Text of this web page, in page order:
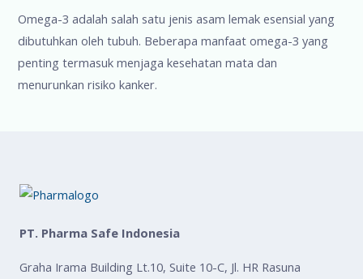
Omega-3 adalah salah satu jenis asam lemak esensial yang
dibutuhkan oleh tubuh. Beberapa manfaat omega-3 yang
penting termasuk menjaga kesehatan mata dan
menurunkan risiko kanker.
PT. Pharma Safe Indonesia
Graha Irama Building Lt.10, Suite 10-C, Jl. HR Rasuna